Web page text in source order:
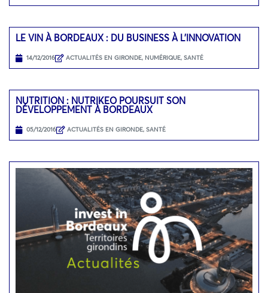
LE VIN À BORDEAUX : DU BUSINESS À L’INNOVATION
14/12/2016 ACTUALITÉS EN GIRONDE, NUMÉRIQUE, SANTÉ
NUTRITION : NUTRIKEO POURSUIT SON
DÉVELOPPEMENT À BORDEAUX
05/12/2016 ACTUALITÉS EN GIRONDE, SANTÉ